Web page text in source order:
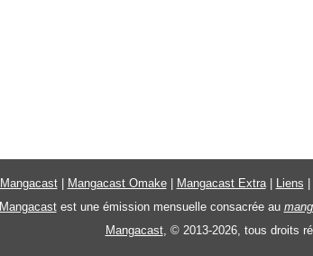
Mangacast| Mangacast Omake| Mangacast Extra| Liens
Mangacastest une émission mensuelle consacrée au
Mangacast, © 2013-2026, tous droits